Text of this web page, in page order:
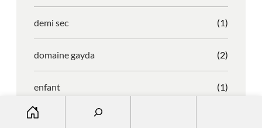
demi sec (1)
domaine gayda (2)
enfant (1)
entreprise